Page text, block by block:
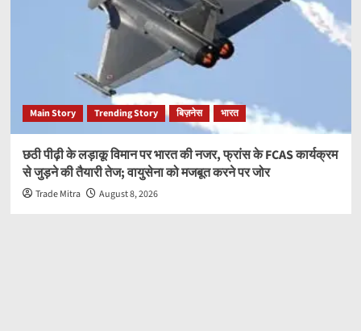
Main Story Trending Story बिज़नेस भारत
छठी पीढ़ी के लड़ाकू विमान पर भारत की नजर, फ्रांस के FCAS कार्यक्रम
से जुड़ने की तैयारी तेज; वायुसेना को मजबूत करने पर जोर
Trade Mitra August 8, 2026